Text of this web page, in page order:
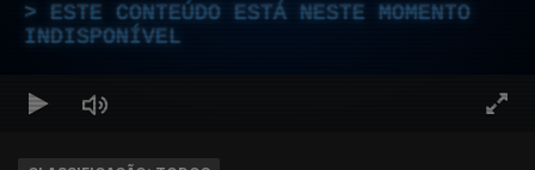
ESTE CONTEÚDO ESTÁ NESTE MOMENTO
INDISPONÍVEL